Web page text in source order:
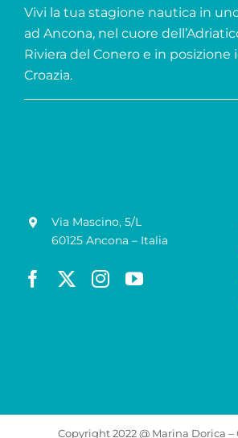
Vivi la tua stagione nautica in
ad Ancona, nel cuore
Riviera del Conero e in
Croazia.
Via Mascino, 5/L
60125 Ancona – Italia
Copyright 2022 @ Marina Dorica –